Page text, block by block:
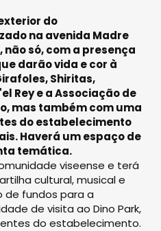
do
na avenida Madre
só, com a presença
darão vida e cor à
Shiritas,
Rey e a Associação de
mas também com uma
do estabelecimento
Haverá um espaço de
temática.
viseense e terá
cultural, musical e
de fundos para a
de visita ao Dino Park,
do estabelecimento.